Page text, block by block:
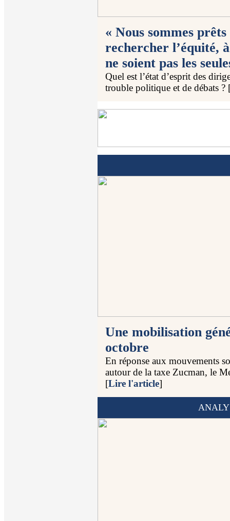
« Nous sommes
rechercher l’équité,
ne soient pas les
Quel est l’état d’esprit des
trouble politique et de débats ?
Une mobilisation
octobre
En réponse aux mouvements
autour de la taxe Zucman, le
[Lire l'article]